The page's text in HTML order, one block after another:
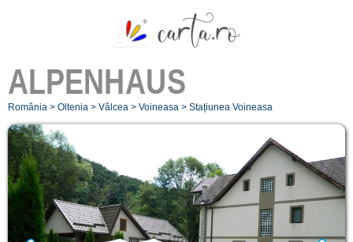
ALPENHAUS
România > Oltenia > Vâlcea > Voineasa > Stațiunea Voineasa